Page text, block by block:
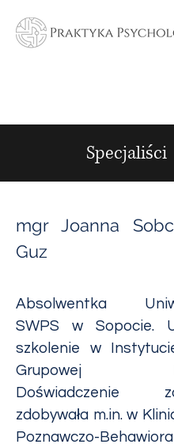
Specjaliści
mgr Joanna
Guz
Absolwentka
SWPS w Sopocie.
szkolenie w
Grupowej
Doświadczenie
zdobywała m.in. w
Poznawczo-